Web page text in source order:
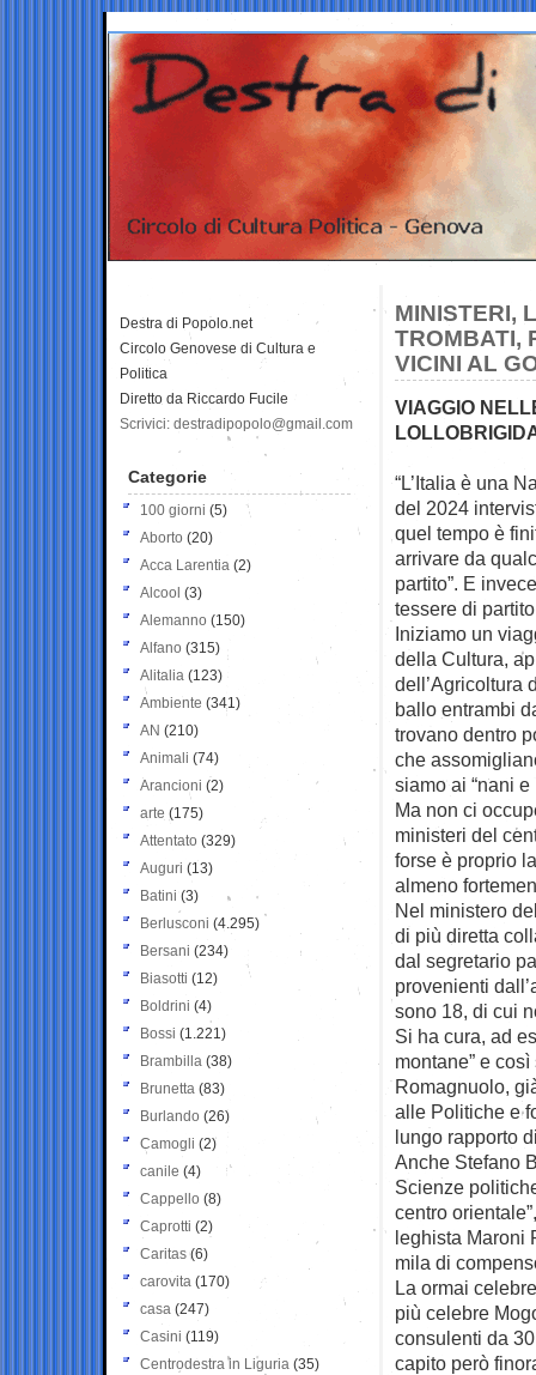
MINISTERI,
TROMBATI,
VICINI AL
VIAGGIO
“L’Italia è una
del 2024
quel tempo è
arrivare da
partito”. E
tessere di
Iniziamo un
della Cultura,
dell’Agricoltura
ballo entrambi
trovano dentro
che
siamo ai “nani
Ma non ci
ministeri del
forse è proprio
almeno
Nel ministero
di più diretta
dal segretario
provenienti
sono 18, di cui
Si ha cura, ad
montane” e
Romagnuolo,
alle Politiche e
lungo rapporto
Anche Stefano
Scienze
centro
leghista Maroni
mila di
La ormai
più celebre
consulenti da
capito però
Destra di Popolo.net
Circolo Genovese di Cultura e
Politica
Diretto da Riccardo Fucile
Scrivici: destradipopolo@gmail.com
Categorie
100 giorni (5)
Aborto (20)
Acca Larentia (2)
Alcool (3)
Alemanno (150)
Alfano (315)
Alitalia (123)
Ambiente (341)
AN (210)
Animali (74)
Arancioni (2)
arte (175)
Attentato (329)
Auguri (13)
Batini (3)
Berlusconi (4.295)
Bersani (234)
Biasotti (12)
Boldrini (4)
Bossi (1.221)
Brambilla (38)
Brunetta (83)
Burlando (26)
Camogli (2)
canile (4)
Cappello (8)
Caprotti (2)
Caritas (6)
carovita (170)
casa (247)
Casini (119)
Centrodestra in Liguria (35)